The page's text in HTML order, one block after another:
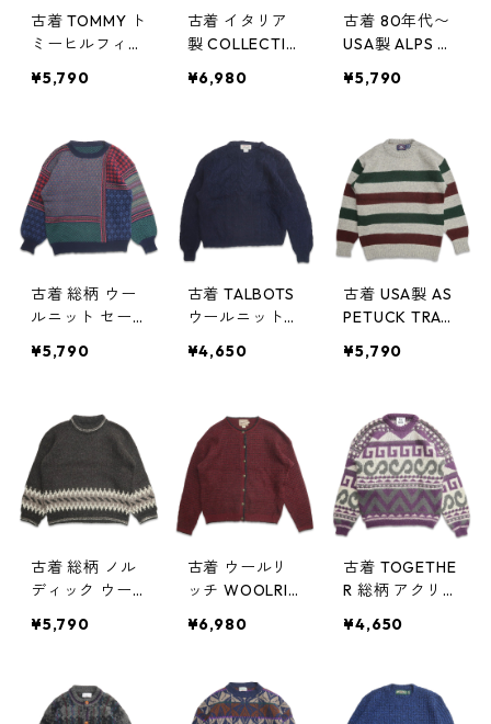
古着 TOMMY ト
ミーヒルフィガ
ク柄 ウールニ
ット セーター
表記：M gd4
07926n w5113
0
¥5,790
古着 イタリア
製 COLLECTIF
ウールニット
セーター 表
記：XL gd40
4748n w50228
¥6,980
古着 80年代〜
USA製 ALPS 総
ト セーター 表
619n w50207
¥5,790
古着 総柄 ウー
ルニット セー
- gd404618n
¥5,790
古着 TALBOTS
ウールニット
セーター ネイ
0207
¥4,650
古着 USA製 AS
PETUCK TRADI
ニット セータ
記：M gd404
606n w50206
¥5,790
古着 総柄 ノル
ディック ウー
ター 表記：-
w50204
¥5,790
古着 ウールリ
ッチ WOOLRIC
柄 ウールニッ
ン セーター 表
記：L gd4044
¥6,980
古着 TOGETHE
R 総柄 アクリル
セーター 表
461n w50113
¥4,650